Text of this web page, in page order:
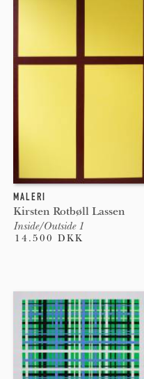
MALERI
Kirsten Rotbøll Lassen
Inside/Outside 1
14.500 DKK